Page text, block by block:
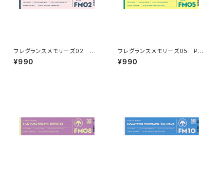
フレグランスメモリーズ02 MA
RRAKECH SOUK
¥990
フレグランスメモリーズ05 PR
OVENCE MIMOSA
¥990